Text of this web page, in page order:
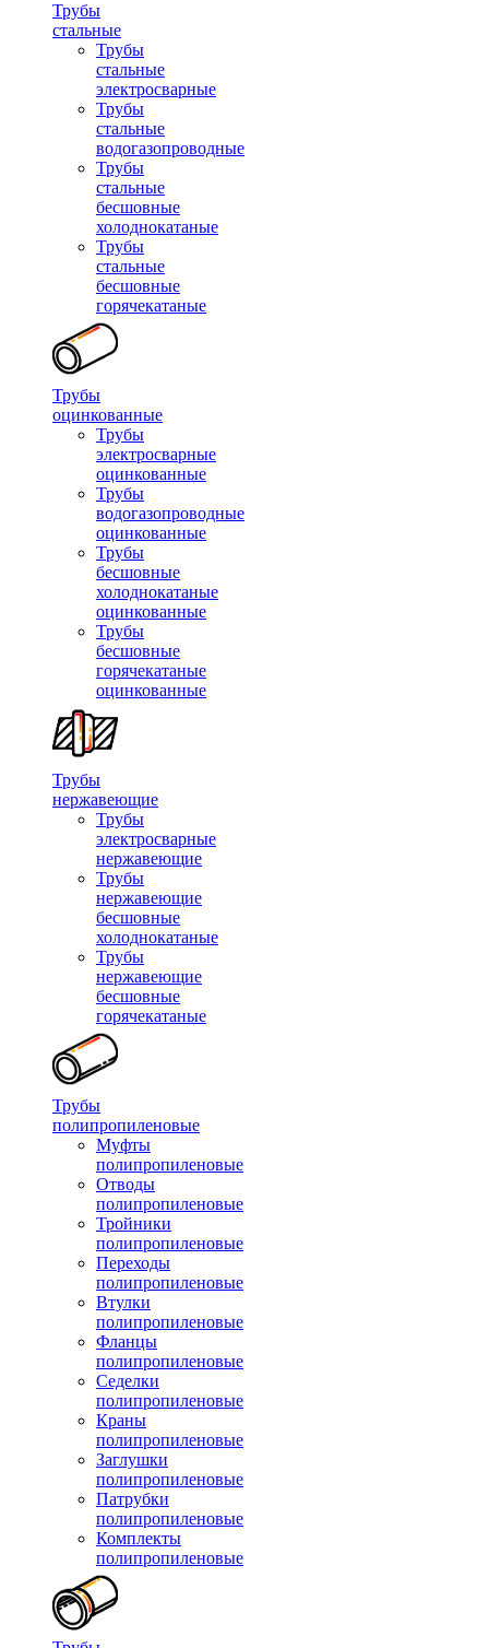
Трубы
стальные
Трубы
стальные
электросварные
Трубы
стальные
водогазопроводные
Трубы
стальные
бесшовные
холоднокатаные
Трубы
стальные
бесшовные
горячекатаные
Трубы
оцинкованные
Трубы
электросварные
оцинкованные
Трубы
водогазопроводные
оцинкованные
Трубы
бесшовные
холоднокатаные
оцинкованные
Трубы
бесшовные
горячекатаные
оцинкованные
Трубы
нержавеющие
Трубы
электросварные
нержавеющие
Трубы
нержавеющие
бесшовные
холоднокатаные
Трубы
нержавеющие
бесшовные
горячекатаные
Трубы
полипропиленовые
Муфты
полипропиленовые
Отводы
полипропиленовые
Тройники
полипропиленовые
Переходы
полипропиленовые
Втулки
полипропиленовые
Фланцы
полипропиленовые
Седелки
полипропиленовые
Краны
полипропиленовые
Заглушки
полипропиленовые
Патрубки
полипропиленовые
Комплекты
полипропиленовые